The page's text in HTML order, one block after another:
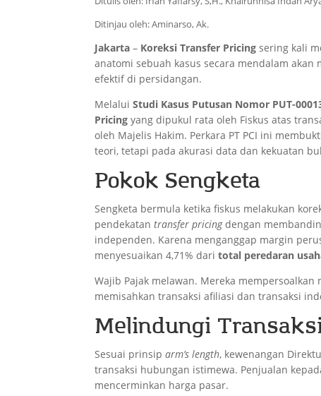
Ditinjau oleh: Aminarso, Ak.
Jakarta – Koreksi Transfer Pricing sering kali
anatomi sebuah kasus secara mendalam
efektif di persidangan.
MelaluiStudi Kasus Putusan Nomor PUT-
Pricing yang dipukul rata oleh Fiskus atas
oleh Majelis Hakim. Perkara PT PCI ini
teori, tetapi pada akurasi data dan kekuatan
Pokok Sengketa
Sengketa bermula ketika fiskus melakukan
pendekatantransfer pricingdengan
independen. Karena menganggap margin
menyesuaikan 4,71% daritotal peredaran
Wajib Pajak melawan. Mereka
memisahkan transaksi afiliasi dan transaksi
Melindungi
Sesuai prinsiparm’s length, kewenangan
transaksi hubungan istimewa. Penjualan
mencerminkan harga pasar.